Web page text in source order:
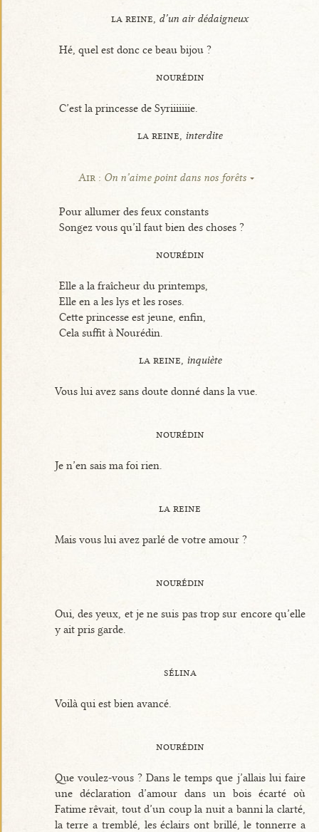
la reine, d’un air dédaigneux
Hé, quel est donc ce beau bijou ?
nourédin
C’est la princesse de Syriiiiiiie.
la reine, interdite
Air : On n’aime point dans nos forêts
Pour allumer des feux constants
Songez vous qu’il faut bien des choses ?
nourédin
Elle a la fraîcheur du printemps,
Elle en a les lys et les roses.
Cette princesse est jeune, enfin,
Cela suffit à Nourédin.
la reine, inquiète
Vous lui avez sans doute donné dans la vue.
nourédin
Je n’en sais ma foi rien.
la reine
Mais vous lui avez parlé de votre amour ?
nourédin
Oui, des yeux, et je ne suis pas trop sur encore qu’elle
y ait pris garde.
sélina
Voilà qui est bien avancé.
nourédin
Que voulez-vous ? Dans le temps que j’allais lui faire
une déclaration d’amour dans un bois écarté où
Fatime rêvait, tout d’un coup la nuit a banni la clarté,
la terre a tremblé, les éclairs ont brillé, le tonnerre a